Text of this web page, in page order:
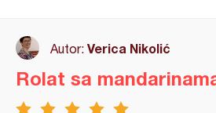
Autor: Verica Nikolić
Rolat sa